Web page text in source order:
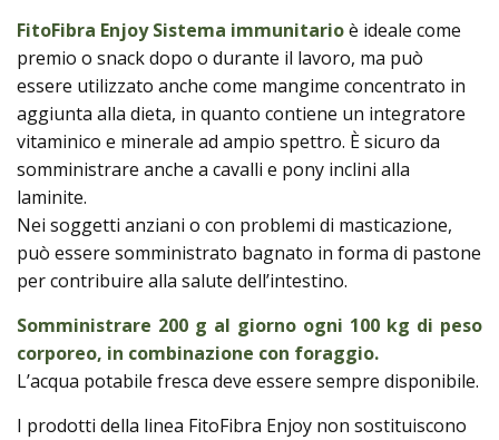
FitoFibra Enjoy Sistema immunitarioè ideale come
premio o snack dopo o durante il lavoro, ma può
essere utilizzato anche come mangime concentrato in
aggiunta alla dieta, in quanto contiene un integratore
vitaminico e minerale ad ampio spettro. È sicuro da
somministrare anche a cavalli e pony inclini alla
laminite.
Nei soggetti anziani o con problemi di masticazione,
può essere somministrato bagnato in forma di pastone
per contribuire alla salute dell’intestino.
Somministrare 200 g al giorno ogni 100 kg di peso
corporeo, in combinazione con foraggio.
L’acqua potabile fresca deve essere sempre disponibile.
I prodotti della linea FitoFibra Enjoy non sostituiscono